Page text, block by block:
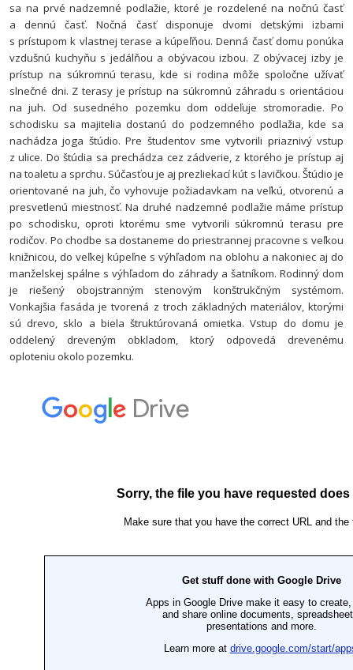
sa na prvé nadzemné podlažie, ktoré je rozdelené na nočnú časť
a dennú časť. Nočná časť disponuje dvomi detskými izbami
s prístupom k vlastnej terase a kúpeľňou. Denná časť domu ponúka
vzdušnú kuchyňu s jedálňou a obývacou izbou. Z obývacej izby je
prístup na súkromnú terasu, kde si rodina môže spoločne užívať
slnečné dni. Z terasy je prístup na súkromnú záhradu s orientáciou
na juh. Od susedného pozemku dom oddeľuje stromoradie. Po
schodisku sa majitelia dostanú do podzemného podlažia, kde sa
nachádza joga štúdio. Pre študentov sme vytvorili priaznivý vstup
z ulice. Do štúdia sa prechádza cez zádverie, z ktorého je prístup aj
na toaletu a sprchu. Súčasťou je aj prezliekací kút s lavičkou. Štúdio je
orientované na juh, čo vyhovuje požiadavkam na veľkú, otvorenú a
presvetlenú miestnosť. Na druhé nadzemné podlažie máme prístup
po schodisku, oproti ktorému sme vytvorili súkromnú terasu pre
rodičov. Po chodbe sa dostaneme do priestrannej pracovne s veľkou
knižnicou, do veľkej kúpeľne s výhľadom na oblohu a nakoniec aj do
manželskej spálne s výhľadom do záhrady a šatníkom. Rodinný dom
je riešený obojstranným stenovým konštrukčným systémom.
Vonkajšia fasáda je tvorená z troch základných materiálov, ktorými
sú drevo, sklo a biela štruktúrovaná omietka. Vstup do domu je
oddelený dreveným obkladom, ktorý odpovedá drevenému
oploteniu okolo pozemku.